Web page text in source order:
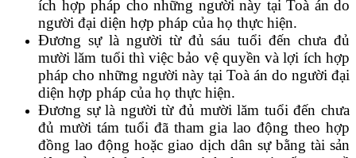
ích hợp pháp cho những người này tại Toà án do
người đại diện hợp pháp của họ thực hiện.
Đương sự là người từ đủ sáu tuổi đến chưa đủ
mười lăm tuổi thì việc bảo vệ quyền và lợi ích hợp
pháp cho những người này tại Toà án do người đại
diện hợp pháp của họ thực hiện.
Đương sự là người từ đủ mười lăm tuổi đến chưa
đủ mười tám tuổi đã tham gia lao động theo hợp
đồng lao động hoặc giao dịch dân sự bằng tài sản